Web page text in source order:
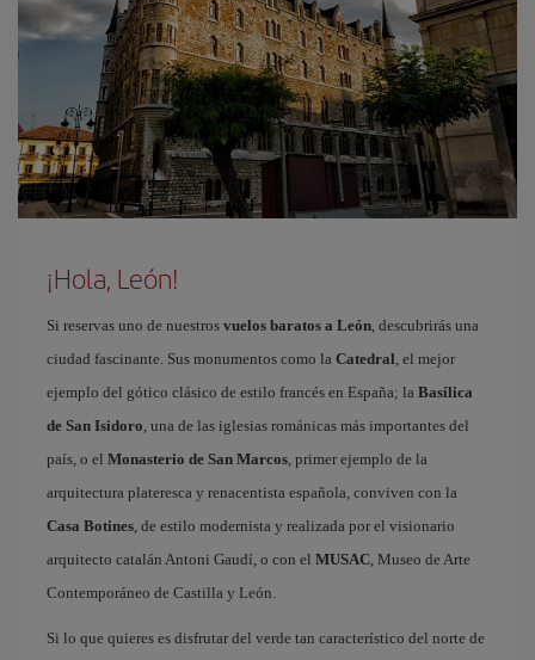
¡Hola, León!
Si reservas uno de nuestros vuelos baratos a León , descubrirás una
ciudad fascinante. Sus monumentos como la Catedral , el mejor
ejemplo del gótico clásico de estilo francés en España; la Basílica
de San Isidoro , una de las iglesias románicas más importantes del
país, o el Monasterio de San Marcos , primer ejemplo de la
arquitectura plateresca y renacentista española, conviven con la
Casa Botines , de estilo modernista y realizada por el visionario
arquitecto catalán Antoni Gaudí, o con el MUSAC , Museo de Arte
Contemporáneo de Castilla y León.
Si lo que quieres es disfrutar del verde tan característico del norte de